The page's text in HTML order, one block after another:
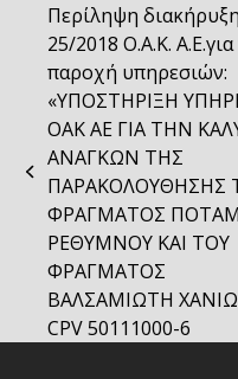
previous
post:
Περίληψη
25/2018 Ο.Α.Κ. Α.Ε.για
παροχή υπηρεσιών:
«ΥΠΟΣΤΗΡΙΞΗ
ΟΑΚ ΑΕ ΓΙΑ ΤΗΝ
ΑΝΑΓΚΩΝ ΤΗΣ
ΠΑΡΑΚΟΛΟΥΘΗΣΗΣ
ΦΡΑΓΜΑΤΟΣ
ΡΕΘΥΜΝΟΥ ΚΑΙ ΤΟΥ
ΦΡΑΓΜΑΤΟΣ
ΒΑΛΣΑΜΙΩΤΗ
CPV 50111000-6